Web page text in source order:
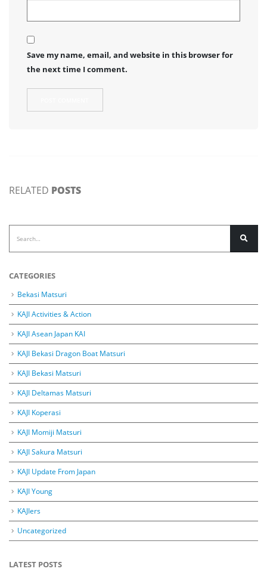
Save my name, email, and website in this browser for
the next time I comment.
RELATED POSTS
CATEGORIES
Bekasi Matsuri
KAJI Activities & Action
KAJI Asean Japan KAI
KAJI Bekasi Dragon Boat Matsuri
KAJI Bekasi Matsuri
KAJI Deltamas Matsuri
KAJI Koperasi
KAJI Momiji Matsuri
KAJI Sakura Matsuri
KAJI Update From Japan
KAJI Young
KAJIers
Uncategorized
LATEST POSTS